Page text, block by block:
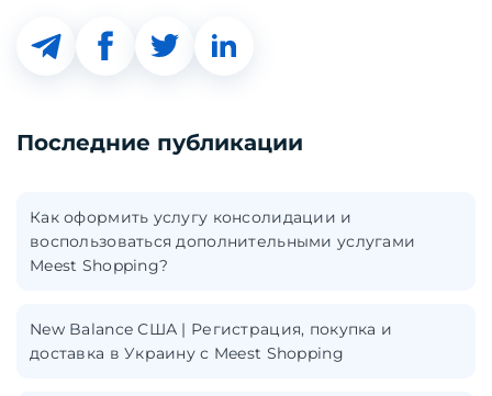
Последние публикации
Как оформить услугу консолидации и
воспользоваться дополнительными услугами
Meest Shopping?
New Balance США | Регистрация, покупка и
доставка в Украину с Meest Shopping